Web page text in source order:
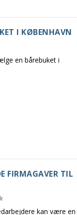
I KØBENHAVN
en bårebuket i
FIRMAGAVER TIL
kan være en